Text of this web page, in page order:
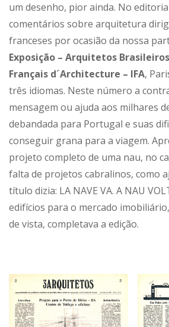
um desenho, pior ainda. No
comentários sobre arquitetura
franceses por ocasião da nossa
Exposição – Arquitetos
Français d´Architecture – IFA,
três idiomas. Neste número a
mensagem ou ajuda aos milhares
debandada para Portugal e suas
conseguir grana para a viagem.
projeto completo de uma nau, no
falta de projetos cabralinos, como
título dizia: LA NAVE VA. A NAU
edifícios para o mercado
de vista, completava a edição.